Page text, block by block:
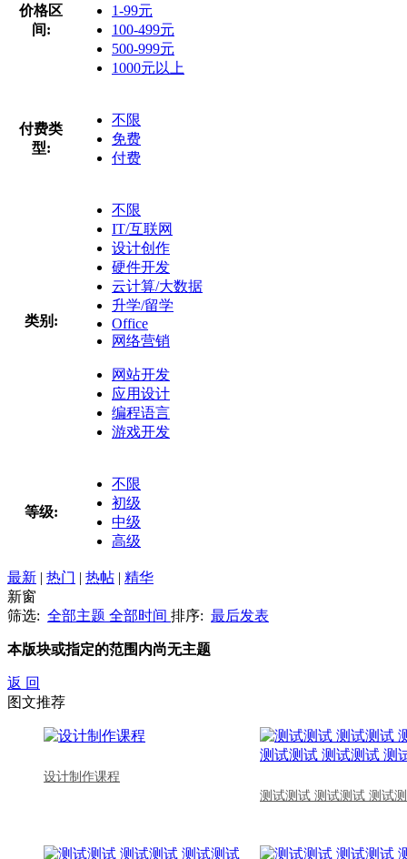
价格区
间:
1-99元
100-499元
500-999元
1000元以上
付费类
型:
不限
免费
付费
类别:
不限
IT/互联网
设计创作
硬件开发
云计算/大数据
升学/留学
Office
网络营销
网站开发
应用设计
编程语言
游戏开发
等级:
不限
初级
中级
高级
最新 | 热门 | 热帖 | 精华
新窗
筛选: 全部主题 全部时间 排序: 最后发表
本版块或指定的范围内尚无主题
返 回
图文推荐
设计制作课程
测试测试 测试测试 测试